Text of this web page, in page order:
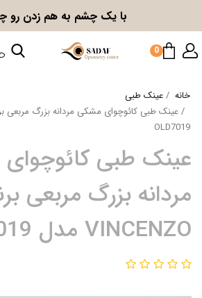
با یک چشم به هم زدن رو
0
خانه
عینک طبی
OLD7019
عینک طبی
مردانه بزرگ مربعی
VINCENZO مدل OLD7019